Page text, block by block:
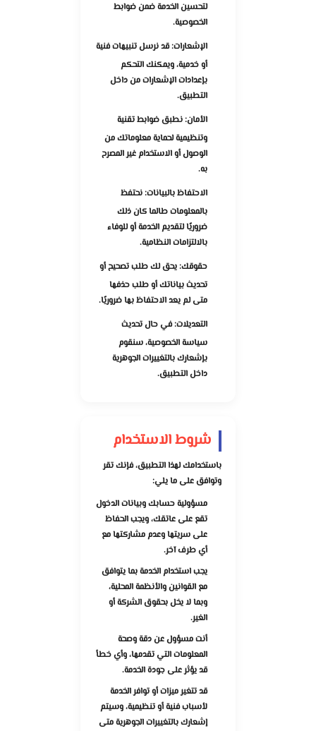
لتحسين الخدمة ضمن ضوابط
الخصوصية.
الإشعارات:قد نرسل تنبيهات فنية
أو خدمية، ويمكنك التحكم
بإعدادات الإشعارات من داخل
التطبيق.
الأمان:نطبق ضوابط تقنية
وتنظيمية لحماية معلوماتك من
الوصول أو الاستخدام غير المصرح
به.
الاحتفاظ بالبيانات:نحتفظ
بالمعلومات طالما كان ذلك
ضروريًا لتقديم الخدمة أو للوفاء
بالالتزامات النظامية.
حقوقك:يحق لك طلب تصحيح أو
تحديث بياناتك أو طلب حذفها
متى لم يعد الاحتفاظ بها ضروريًا.
التعديلات:في حال تحديث
سياسة الخصوصية، سنقوم
بإشعارك بالتغييرات الجوهرية
داخل التطبيق.
شروط الاستخدام
باستخدامك لهذا التطبيق، فإنك تقر
وتوافق على ما يلي:
مسؤولية حسابك وبيانات الدخول
تقع على عاتقك، ويجب الحفاظ
على سريتها وعدم مشاركتها مع
أي طرف آخر.
يجب استخدام الخدمة بما يتوافق
مع القوانين والأنظمة المحلية،
وبما لا يخل بحقوق الشركة أو
الغير.
أنت مسؤول عن دقة وصحة
المعلومات التي تقدمها، وأي خطأ
قد يؤثر على جودة الخدمة.
قد تتغير ميزات أو توافر الخدمة
لأسباب فنية أو تنظيمية، وسيتم
إشعارك بالتغييرات الجوهرية متى